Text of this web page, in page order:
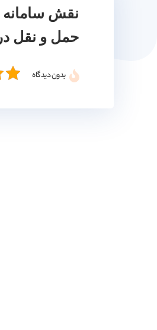
نقش سامانه
حمل و نقل
بدون دیدگاه